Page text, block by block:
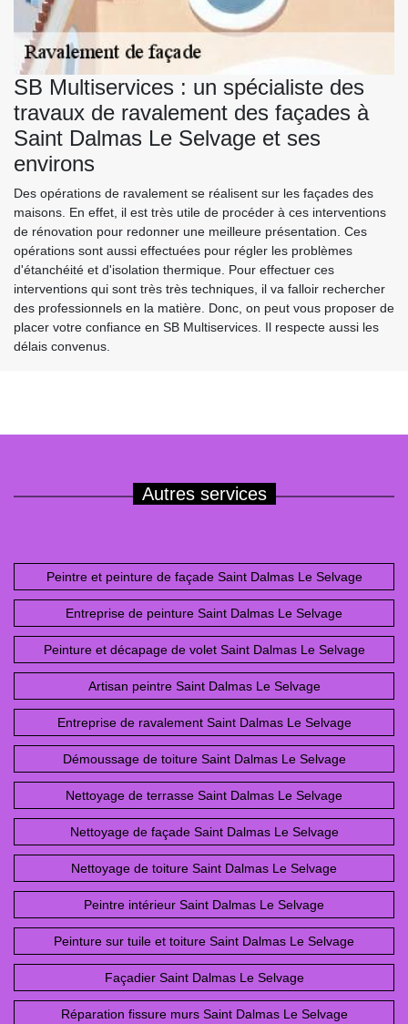
SB Multiservices : un spécialiste des
travaux de ravalement des façades à
Saint Dalmas Le Selvage et ses
environs
Des opérations de ravalement se réalisent sur les façades des
maisons. En effet, il est très utile de procéder à ces interventions
de rénovation pour redonner une meilleure présentation. Ces
opérations sont aussi effectuées pour régler les problèmes
d'étanchéité et d'isolation thermique. Pour effectuer ces
interventions qui sont très très techniques, il va falloir rechercher
des professionnels en la matière. Donc, on peut vous proposer de
placer votre confiance en SB Multiservices. Il respecte aussi les
délais convenus.
Autres services
Peintre et peinture de façade Saint Dalmas Le Selvage
Entreprise de peinture Saint Dalmas Le Selvage
Peinture et décapage de volet Saint Dalmas Le Selvage
Artisan peintre Saint Dalmas Le Selvage
Entreprise de ravalement Saint Dalmas Le Selvage
Démoussage de toiture Saint Dalmas Le Selvage
Nettoyage de terrasse Saint Dalmas Le Selvage
Nettoyage de façade Saint Dalmas Le Selvage
Nettoyage de toiture Saint Dalmas Le Selvage
Peintre intérieur Saint Dalmas Le Selvage
Peinture sur tuile et toiture Saint Dalmas Le Selvage
Façadier Saint Dalmas Le Selvage
Réparation fissure murs Saint Dalmas Le Selvage